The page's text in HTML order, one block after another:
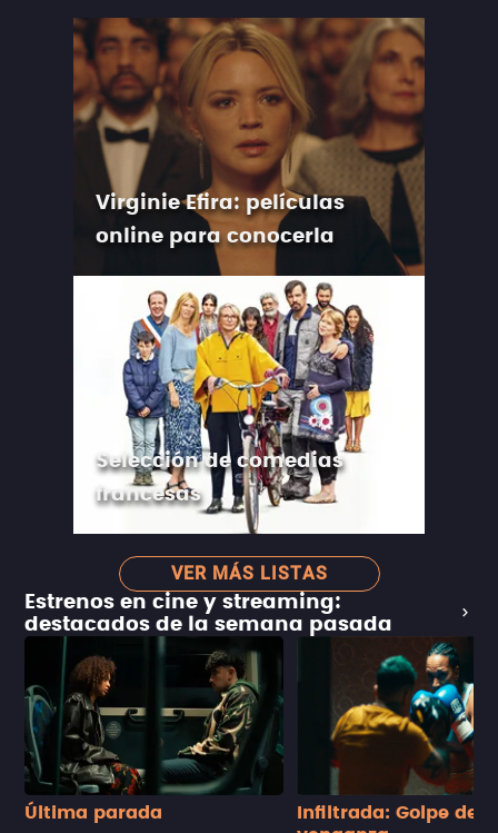
Virginie Efira: películas
online para conocerla
Selección de comedias
francesas
VER MÁS LISTAS
Estrenos en cine y streaming:
destacados de la semana pasada
Última parada Infiltrada: Golpe de